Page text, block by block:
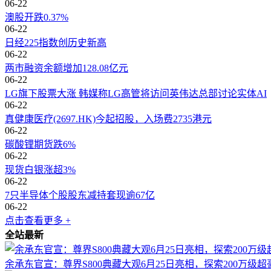
06-22
澳股开跌0.37%
06-22
日经225指数创历史新高
06-22
两市融资余额增加128.08亿元
06-22
LG旗下股票大涨 韩媒称LG高管将访问英伟达总部讨论实体AI
06-22
真健康医疗(2697.HK)今起招股，入场费2735港元
06-22
碳酸锂期货跌6%
06-22
现货白银涨超3%
06-22
7只半导体个股股东减持套现逾67亿
06-22
点击查看更多 +
全站最新
余承东官宣：尊界S800典藏大观6月25日亮相，探索200万级超